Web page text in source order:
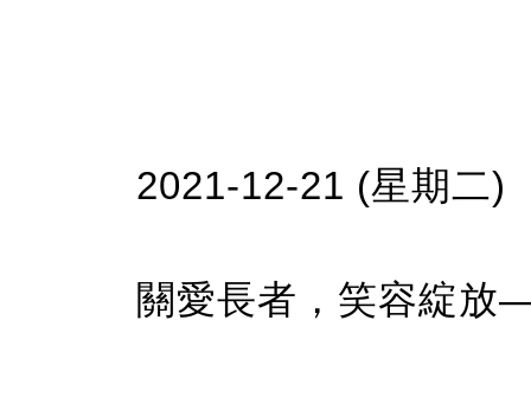
2021-12-21 (星期二)
關愛長者，笑容綻